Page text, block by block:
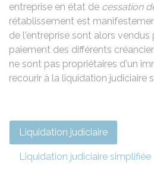
entreprise en état de cessation
rétablissement est
de l'entreprise sont alors
paiement des différents
ne sont pas propriétaires d'un
recourir à la liquidation judiciaire
Liquidation judiciaire
Liquidation judiciaire simplifiée